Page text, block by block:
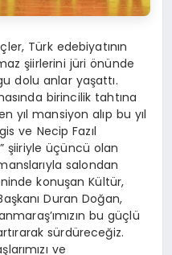
Türk edebiyatının
şiirlerini jüri önünde
dolu anlar yaşattı.
birincilik tahtına
yıl mansiyon alıp bu yıl
ve Necip Fazıl
şiiriyle üçüncü olan
salondan
konuşan Kültür,
Duran Doğan,
bu güçlü
sürdüreceğiz.
ve